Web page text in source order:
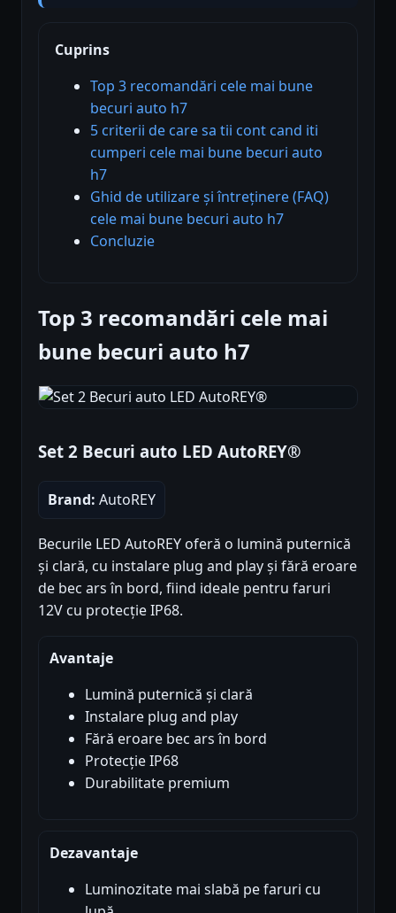
Cuprins
Top 3 recomandări cele mai bune
becuri auto h7
5 criterii de care sa tii cont cand iti
cumperi cele mai bune becuri auto
h7
Ghid de utilizare și întreținere (FAQ)
cele mai bune becuri auto h7
Concluzie
Top 3 recomandări cele mai
bune becuri auto h7
Set 2 Becuri auto LED AutoREY®
Brand: AutoREY
Becurile LED AutoREY oferă o lumină puternică
și clară, cu instalare plug and play și fără eroare
de bec ars în bord, fiind ideale pentru faruri
12V cu protecție IP68.
Avantaje
Lumină puternică și clară
Instalare plug and play
Fără eroare bec ars în bord
Protecție IP68
Durabilitate premium
Dezavantaje
Luminozitate mai slabă pe faruri cu